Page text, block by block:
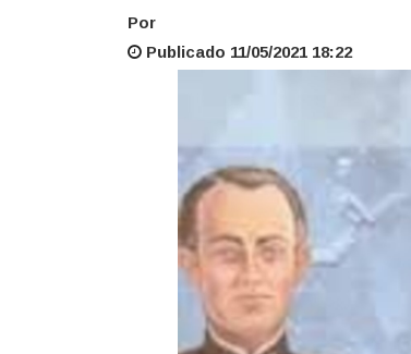
Por
Publicado 11/05/2021 18:22